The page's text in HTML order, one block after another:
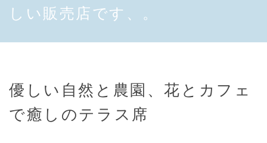
しい販売店です、。
優しい自然と農園、花とカフェ
で癒しのテラス席